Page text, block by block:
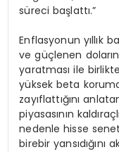
süreci başlattı.”
Enflasyonun yıllık
ve güçlenen
yaratması ile
yüksek beta
zayıflattığını
piyasasının
nedenle hisse
birebir yansıdığını